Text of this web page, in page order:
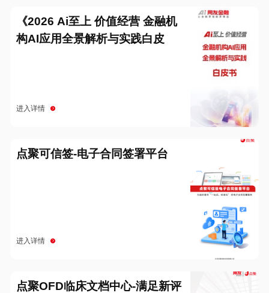
《2026 Ai至上 价值经营 金融机
构AI应用全景解析与实践白皮
进入详情
点聚可信签-电子合同签署平台
进入详情
点聚OFD临床文档中心-满足新评